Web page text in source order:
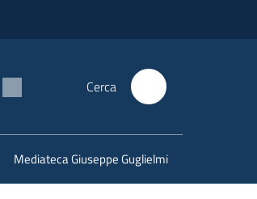
Cerca
Mediateca Giuseppe Guglielmi